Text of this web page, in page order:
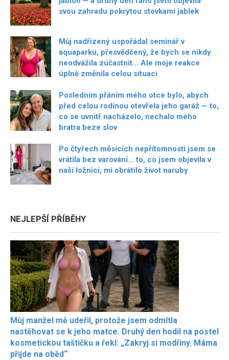
svou zahradu pokrytou stovkami jablek
Můj nadřízený uspořádal seminář v
aquaparku, přesvědčený, že bych se nikdy
neodvážila zúčastnit… Ale moje reakce
úplně změnila celou situaci
Posledním přáním mého otce bylo, abych
před celou rodinou otevřela jeho garáž — to,
co se uvnitř nacházelo, nechalo mého
bratra beze slov
Po čtyřech měsících nepřítomnosti jsem se
vrátila bez varování… to, co jsem objevila v
naší ložnici, mi obrátilo život naruby
NEJLEPŠÍ PŘÍBĚHY
Můj manžel mě udeřil, protože jsem odmítla
nastěhovat se k jeho matce. Druhý den hodil na postel
kosmetickou taštičku a řekl: „Zakryj si modřiny. Máma
přijde na oběd“